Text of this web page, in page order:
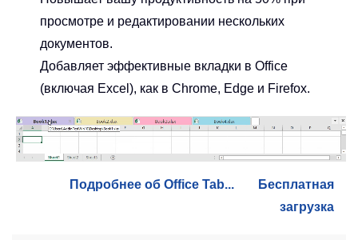
просмотре и редактировании нескольких
документов.
Добавляет эффективные вкладки в Office
(включая Excel), как в Chrome, Edge и Firefox.
Подробнее об Office Tab...
Бесплатная
загрузка